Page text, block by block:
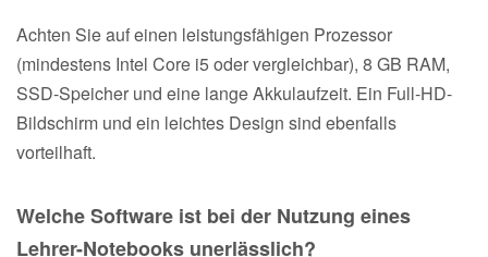
Achten Sie auf einen leistungsfähigen Prozessor
(mindestens Intel Core i5 oder vergleichbar), 8 GB RAM,
SSD-Speicher und eine lange Akkulaufzeit. Ein Full-HD-
Bildschirm und ein leichtes Design sind ebenfalls
vorteilhaft.
Welche Software ist bei der Nutzung eines
Lehrer-Notebooks unerlässlich?